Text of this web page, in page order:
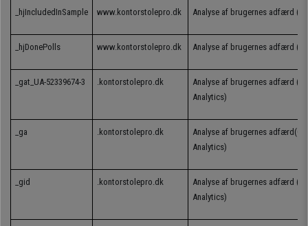
_hjIncludedInSample www.kontorstolepro.dk Analyse af brugernes adfærd
_hjDonePolls www.kontorstolepro.dk Analyse af brugernes adfærd
_gat_UA-52339674-3 . kontorstolepro.dk Analyse af brugernes adfærd
Analytics)
_ga . kontorstolepro.dk Analyse af brugernes adfærd
Analytics)
_gid . kontorstolepro.dk Analyse af brugernes adfærd
Analytics)